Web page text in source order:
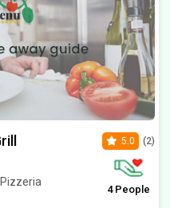
5.0 (2)
4 People